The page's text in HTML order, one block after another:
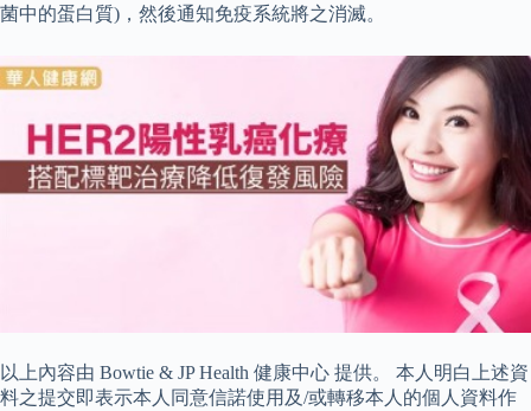
菌中的蛋白質)，然後通知免疫系統將之消滅。
以上內容由 Bowtie & JP Health 健康中心 提供。 本人明白上述資
料之提交即表示本人同意信諾使用及/或轉移本人的個人資料作